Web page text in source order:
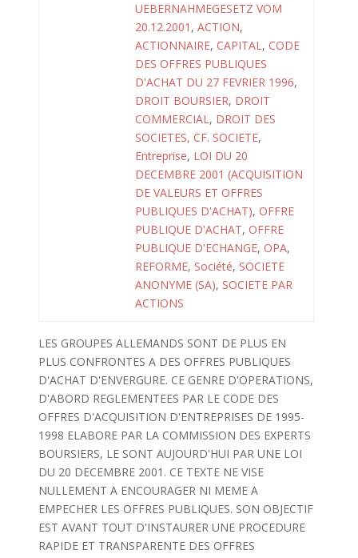
UEBERNAHMEGESETZ VOM
20.12.2001 , ACTION,
ACTIONNAIRE, CAPITAL, CODE
DES OFFRES PUBLIQUES
D'ACHAT DU 27 FEVRIER 1996,
DROIT BOURSIER, DROIT
COMMERCIAL, DROIT DES
SOCIETES, CF. SOCIETE,
Entreprise, LOI DU 20
DECEMBRE 2001 (ACQUISITION
DE VALEURS ET OFFRES
PUBLIQUES D'ACHAT), OFFRE
PUBLIQUE D'ACHAT, OFFRE
PUBLIQUE D'ECHANGE, OPA,
REFORME, Société, SOCIETE
ANONYME (SA), SOCIETE PAR
ACTIONS
LES GROUPES ALLEMANDS SONT DE PLUS EN
PLUS CONFRONTES A DES OFFRES PUBLIQUES
D'ACHAT D'ENVERGURE. CE GENRE D'OPERATIONS,
D'ABORD REGLEMENTEES PAR LE CODE DES
OFFRES D'ACQUISITION D'ENTREPRISES DE 1995-
1998 ELABORE PAR LA COMMISSION DES EXPERTS
BOURSIERS, LE SONT AUJOURD'HUI PAR UNE LOI
DU 20 DECEMBRE 2001. CE TEXTE NE VISE
NULLEMENT A ENCOURAGER NI MEME A
EMPECHER LES OFFRES PUBLIQUES. SON OBJECTIF
EST AVANT TOUT D'INSTAURER UNE PROCEDURE
RAPIDE ET TRANSPARENTE DES OFFRES